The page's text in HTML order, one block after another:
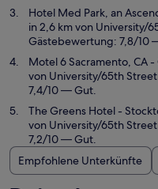
Hotel Med Park, an
in 2,6 km von University/
Gästebewertung: 7,8/10
Motel 6 Sacramento, CA -
von University/65th
7,4/10 — Gut.
The Greens Hotel -
von University/65th
7,2/10 — Gut.
Empfohlene Unterkünfte